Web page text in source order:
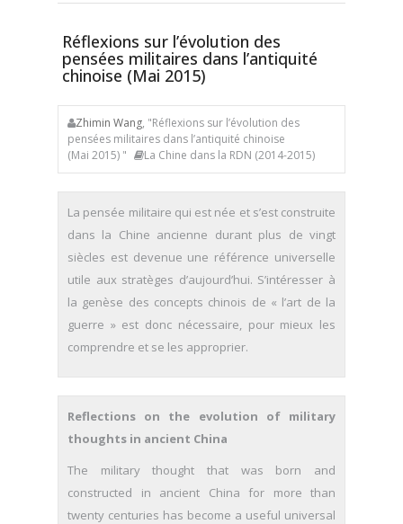
Réflexions sur l’évolution des
pensées militaires dans l’antiquité
chinoise (Mai 2015)
Zhimin Wang, "Réflexions sur l’évolution des
pensées militaires dans l’antiquité chinoise
(Mai 2015) "
La Chine dans la RDN (2014-2015)
La pensée militaire qui est née et s’est construite
dans la Chine ancienne durant plus de vingt
siècles est devenue une référence universelle
utile aux stratèges d’aujourd’hui. S’intéresser à
la genèse des concepts chinois de « l’art de la
guerre » est donc nécessaire, pour mieux les
comprendre et se les approprier.
Reflections on the evolution of military
thoughts in ancient China
The military thought that was born and
constructed in ancient China for more than
twenty centuries has become a useful universal